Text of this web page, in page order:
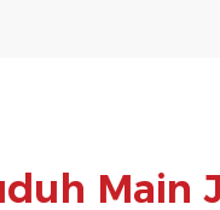
Main